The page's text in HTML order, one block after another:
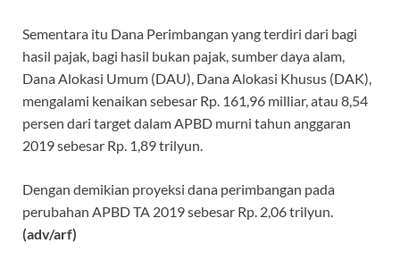
Sementara itu Dana Perimbangan yang terdiri dari bagi
hasil pajak, bagi hasil bukan pajak, sumber daya alam,
Dana Alokasi Umum (DAU), Dana Alokasi Khusus (DAK),
mengalami kenaikan sebesar Rp. 161,96 milliar, atau 8,54
persen dari target dalam APBD murni tahun anggaran
2019 sebesar Rp. 1,89 trilyun.
Dengan demikian proyeksi dana perimbangan pada
perubahan APBD TA 2019 sebesar Rp. 2,06 trilyun.
(adv/arf)